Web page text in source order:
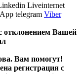
Liveinternet
telegram Viber
Вашей
Вам помогут!
регистрация с